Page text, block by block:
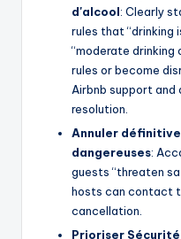
d'alcool: Clearly
rules that “drinking
“moderate drinking
rules or become
Airbnb support
resolution.
Annuler
dangereuses:
guests “threaten
hosts can contact
cancellation.
Prioriser Sécurité